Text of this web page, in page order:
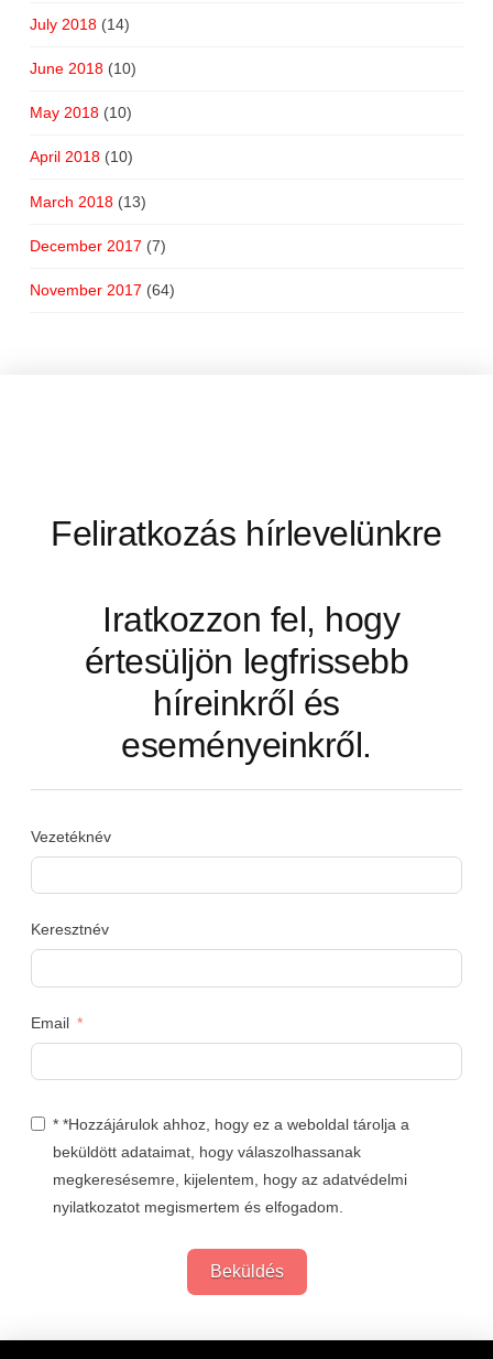
July 2018(14)
June 2018(10)
May 2018(10)
April 2018(10)
March 2018(13)
December 2017 (7)
November 2017 (64)
Feliratkozás hírlevelünkre
Iratkozzon fel, hogy
értesüljön legfrissebb
híreinkről és
eseményeinkről.
Vezetéknév
Keresztnév
Email
* *Hozzájárulok ahhoz, hogy ez a weboldal tárolja a
beküldött adataimat, hogy válaszolhassanak
megkeresésemre, kijelentem, hogy az adatvédelmi
nyilatkozatot megismertem és elfogadom.
Beküldés